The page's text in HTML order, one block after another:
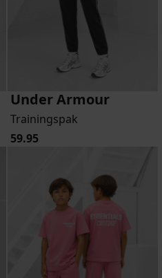
Under Armour
Trainingspak
59.95